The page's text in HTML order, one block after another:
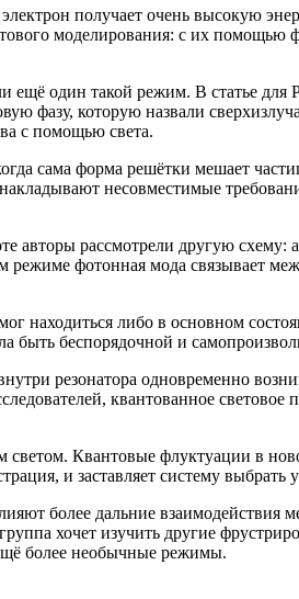
получает очень высокую
моделирования: с их
ещё один такой режим. В статье для
фазу, которую назвали
с помощью света.
сама форма решётки мешает
несовместимые
авторы рассмотрели другую схему:
фотонная мода связывает
находиться либо в основном
быть беспорядочной и
резонатора одновременно
квантованное световое
светом. Квантовые флуктуации в
и заставляет систему выбрать
более дальние взаимодействия
хочет изучить другие
более необычные режимы.